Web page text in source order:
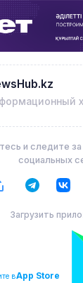
и следите
социальных
Загрузить
вApp Store